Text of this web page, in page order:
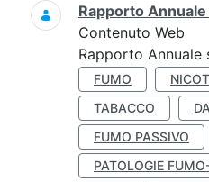
Rapporto
Contenuto Web
Rapporto Annuale
FUMO
TABACCO
FUMO PASSIVO
PATOLOGIE